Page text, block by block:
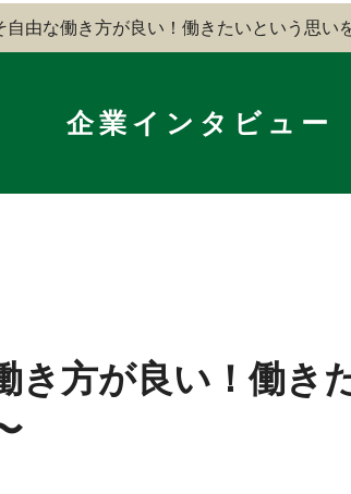
自由な働き方が良い！働きたいという思い
企業インタビュー
き方が良い！働き